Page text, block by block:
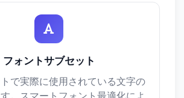
フォントサブセット
で実際に使用されている文字の
。スマートフォント最適化によ